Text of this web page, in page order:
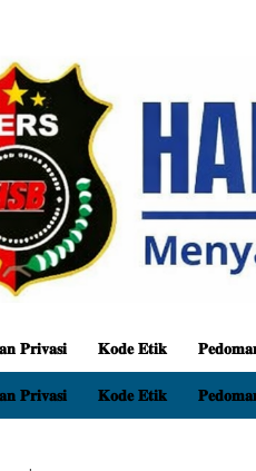
𝐏𝐫𝐢𝐯𝐚𝐬𝐢 𝐊𝐨𝐝𝐞 𝐄𝐭𝐢𝐤
𝐏𝐫𝐢𝐯𝐚𝐬𝐢 𝐊𝐨𝐝𝐞 𝐄𝐭𝐢𝐤